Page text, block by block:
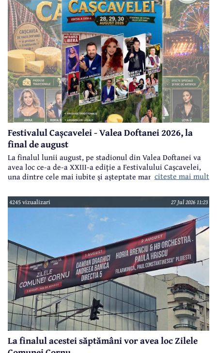
Festivalul Cașcavelei - Valea Doftanei 2026, la
final de august
La finalul lunii august, pe stadionul din Valea Doftanei va
avea loc ce-a de-a XXIII-a ediție a Festivalului Cașcavelei,
una dintre cele mai iubite și așteptate manifestări de acest
citeste mai mult
4245 vizualizari 27 Jul 2026 11:23
La finalul acestei săptămâni vor avea loc Zilele